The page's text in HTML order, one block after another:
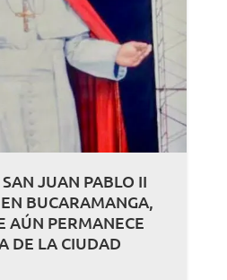
JUAN PABLO II
BUCARAMANGA,
AÚN PERMANECE
DE LA CIUDAD